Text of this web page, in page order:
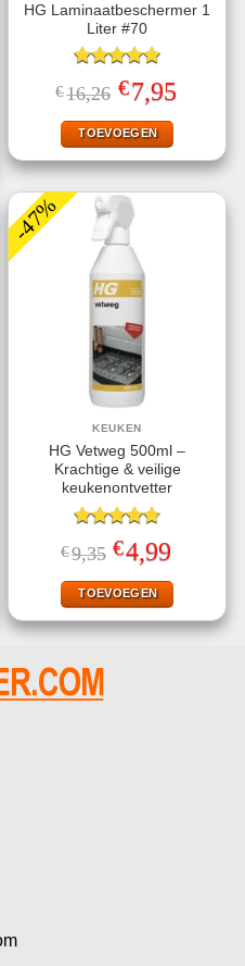
HG Laminaatbeschermer 1
Liter #70
Gewaardeerd
5.00uit 5
€16,26 Oorspronkelijke
prijs
was:
€16,26.
€7,95prijs
TOEVOEGEN
-47%
KEUKEN
HG Vetweg 500ml –
Krachtige & veilige
keukenontvetter
Gewaardeerd
4.70uit 5
€9,35 Oorspronkelijke
prijs
was:
€9,35.
€4,99
is:
€4,99.
TOEVOEGEN